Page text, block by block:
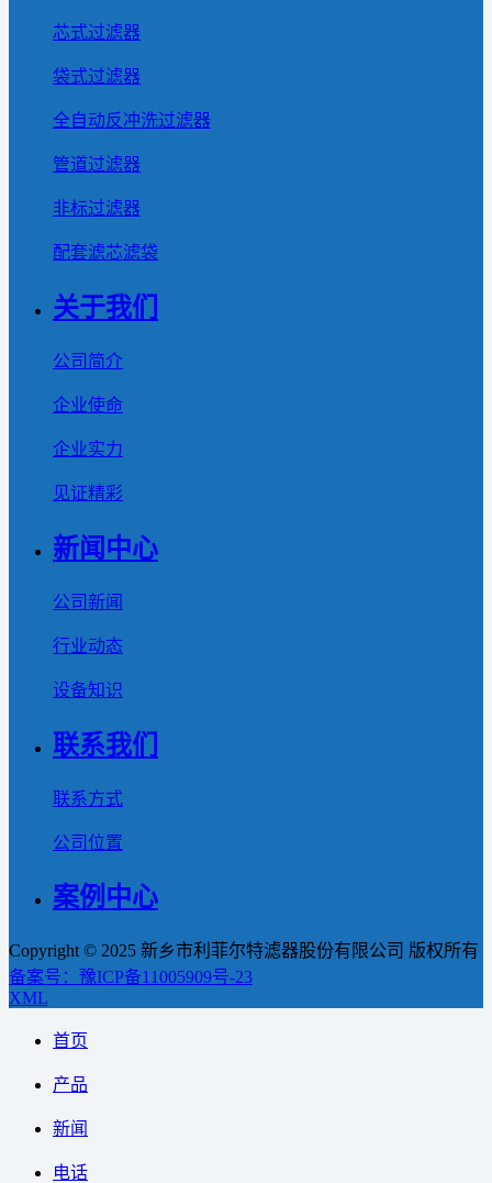
芯式过滤器
袋式过滤器
全自动反冲洗过滤器
管道过滤器
非标过滤器
配套滤芯滤袋
关于我们
公司简介
企业使命
企业实力
见证精彩
新闻中心
公司新闻
行业动态
设备知识
联系我们
联系方式
公司位置
案例中心
Copyright © 2025 新乡市利菲尔特滤器股份有限公司 版权所有
备案号：豫ICP备11005909号-23
XML
首页
产品
新闻
电话